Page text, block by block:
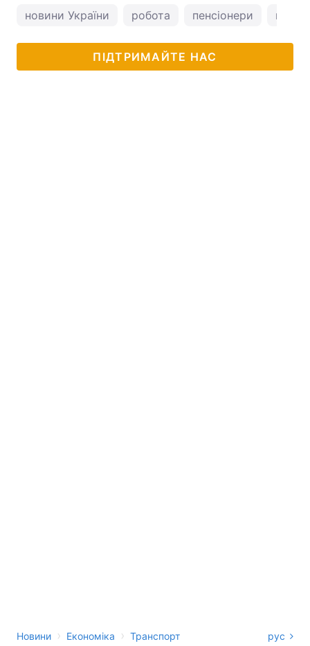
новини України робота пенсіонери
ПІДТРИМАЙТЕ НАС
Новини › Економіка › Транспорт рус